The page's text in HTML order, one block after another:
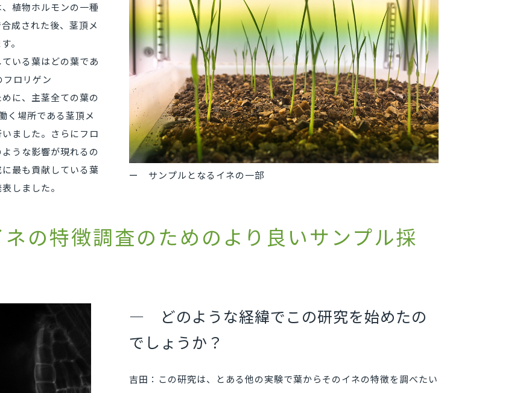
サンプルとなるイネの一部
植物ホルモンの一種
成された後、茎頂メ
。
いる葉はどの葉であ
ロリゲン
に、主茎全ての葉の
く場所である茎頂メ
ました。さらにフロ
うな影響が現れるの
最も貢献している葉
しました。
の特徴調査のためのより良いサンプル採
— どのような経緯でこの研究を始めたの
でしょうか？
吉田：この研究は、とある他の実験で葉からそのイネの特徴を調べたい